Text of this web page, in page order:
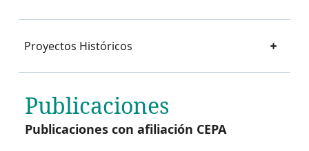
Proyectos Históricos
Publicaciones
Publicaciones con afiliación CEPA